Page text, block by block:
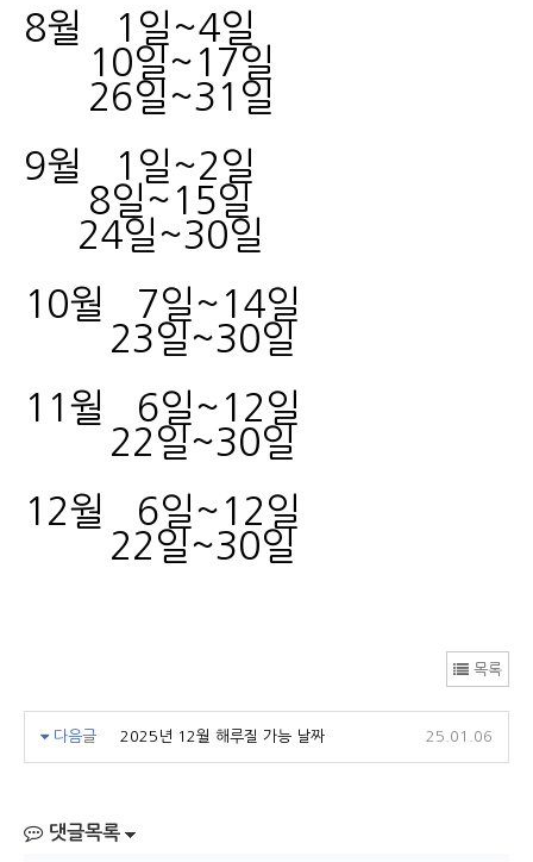
8월 1일~4일
10일~17일
26일~31일
9월 1일~2일
8일~15일
24일~30일
10월 7일~14일
23일~30일
11월 6일~12일
22일~30일
12월 6일~12일
22일~30일
목록
다음글 2025년 12월 해루질 가능 날짜 25.01.06
댓글목록